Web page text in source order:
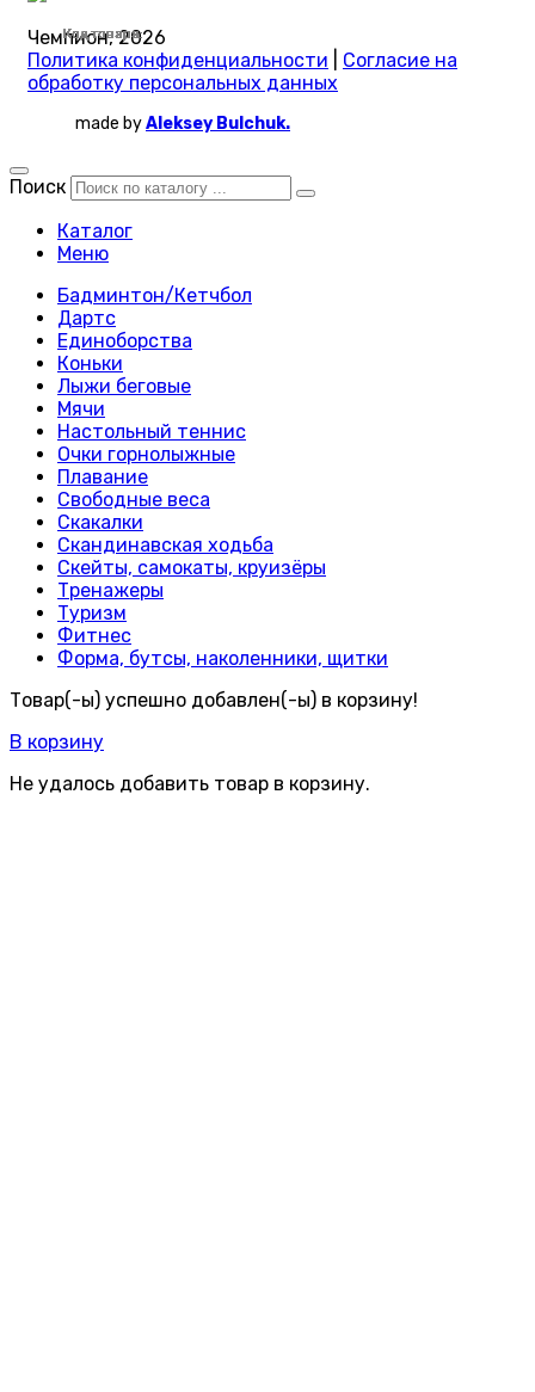
Код товара:
Код товара:
Код товара:
Код товара:
Код товара:
Код товара:
Код товара:
Код товара:
Код товара:
Код товара:
Код товара:
Код товара:
Код товара:
Код товара:
Код товара:
Код товара:
Код товара:
Код товара:
Код товара:
Код товара:
Код товара:
Код товара:
Код товара:
Код товара:
Чемпион, 2026
Политика конфиденциальности
Согласие на
обработку персональных данных
made byAleksey Bulchuk.
Поиск
Каталог
Меню
Бадминтон/Кетчбол
Дартс
Единоборства
Коньки
Лыжи беговые
Мячи
Настольный теннис
Очки горнолыжные
Плавание
Свободные веса
Скакалки
Скандинавская ходьба
Скейты, самокаты, круизёры
Тренажеры
Туризм
Фитнес
Форма, бутсы, наколенники, щитки
Товар(-ы) успешно добавлен(-ы) в корзину!
В корзину
Не удалось добавить товар в корзину.